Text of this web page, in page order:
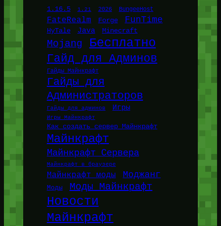
1.16.5 1.21 2026 BungeeHost
FateRealm Forge FunTime
HyTale Java Minecraft
Mojang Бесплатно
Гайд для Админов
Гайды Майнкрафт
Гайды для
Администраторов
Гайды для админов Игры
Игры Майнкрафт
Как создать сервер Майнкрафт
Майнкрафт
Майнкрафт Сервера
Майнкрафт в браузере
Майнкрафт моды Моджанг
Моды Моды Майнкрафт
Новости
Майнкрафт